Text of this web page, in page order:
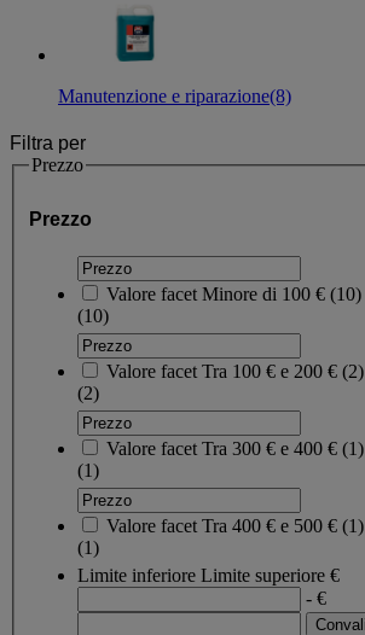
Manutenzione e riparazione(8)
Filtra per
Prezzo
Prezzo
Valore facet Minore di 100 € (10)
(10)
Valore facet Tra 100 € e 200 € (2)
(2)
Valore facet Tra 300 € e 400 € (1)
(1)
Valore facet Tra 400 € e 500 € (1)
(1)
Limite inferiore Limite superiore €
- €